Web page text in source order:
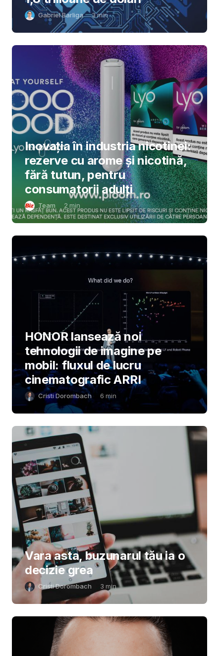
Gabriel Barliga 3min
Inovația în industria nicotinei:
rezerve cu arome și nicotină,
fără tutun, pentru
consumatorii adulți
Team 2 min
HONOR lansează noi
tehnologii de imagine pe
mobil: fluxul de lucru
cinematografic ARRI
Cristi Dorombach 6 min
Vara asta, buzunarul tău ia o
decizie grea
Cristi Dorombach 3 min